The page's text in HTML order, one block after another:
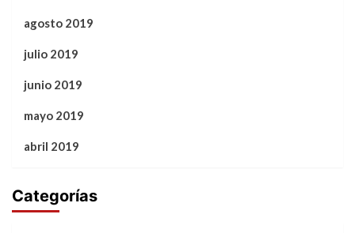
agosto 2019
julio 2019
junio 2019
mayo 2019
abril 2019
Categorías